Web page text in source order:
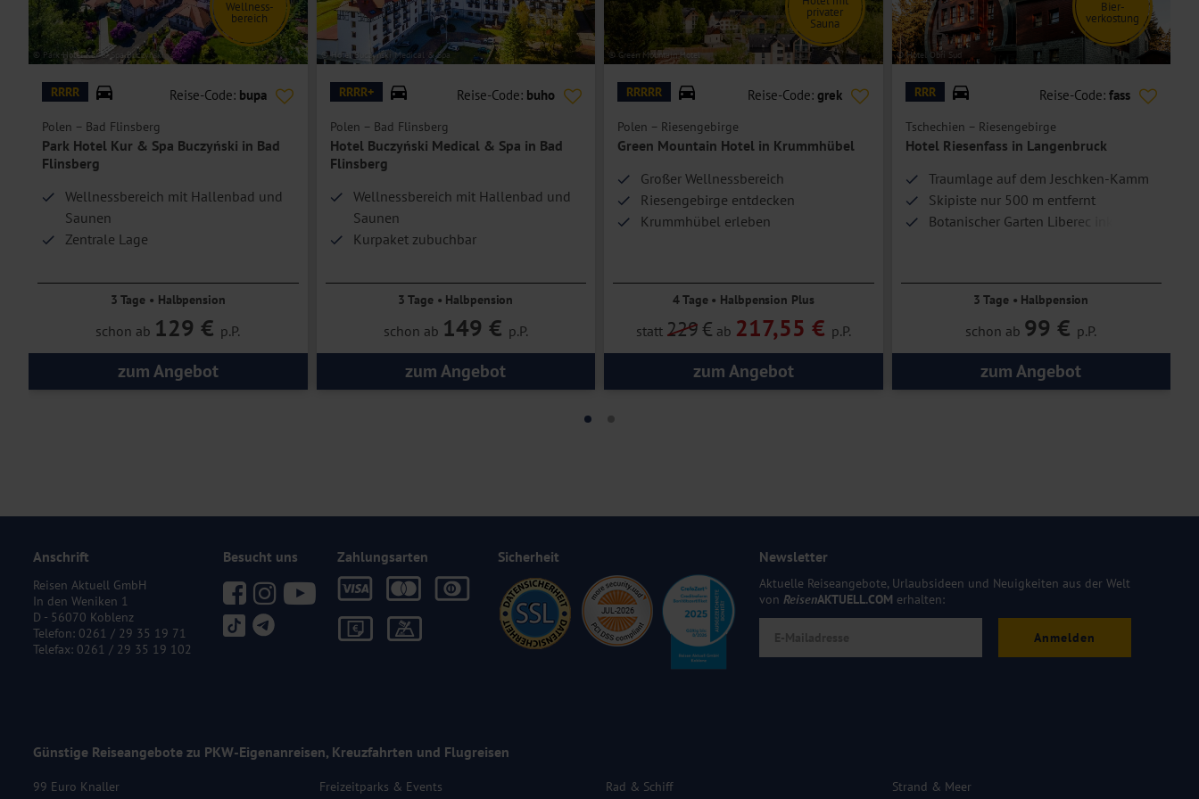
© Park Hotel Kur & Spa Buczyński
Wellness-
bereich
RRRR Reise-Code: bupa
Polen – Bad Flinsberg
Park Hotel Kur & Spa Buczyński in Bad
Flinsberg
Wellnessbereich mit Hallenbad und
Saunen
Zentrale Lage
3 Tage • Halbpension
schon ab 129 € p.P.
zum Angebot
© Hotel Buczyński Medical & Spa
RRRR+ Reise-Code: buho
Polen – Bad Flinsberg
Hotel Buczyński Medical & Spa in Bad
Flinsberg
Wellnessbereich mit Hallenbad und
Saunen
Kurpaket zubuchbar
3 Tage • Halbpension
schon ab 149 € p.P.
zum Angebot
© Green Mountain Hotel
privater
Sauna
RRRRR Reise-Code: grek
Polen – Riesengebirge
Green Mountain Hotel in Krummhübel
Großer Wellnessbereich
Riesengebirge entdecken
Krummhübel erleben
4 Tage • Halbpension Plus
statt 229€ ab 217,55 € p.P.
zum Angebot
© Hotel Obří Sud
Bier-
verkostung
RRR Reise-Code: fass
Tschechien – Riesengebirge
Hotel Riesenfass in Langenbruck
Traumlage auf dem Jeschken-Kamm
Skipiste nur 500 m entfernt
Botanischer Garten Liberec inklusive
3 Tage • Halbpension
schon ab 99 € p.P.
zum Angebot
Anschrift
Reisen Aktuell GmbH
In den Weniken 1
D - 56070 Koblenz
Telefon: 0261 / 29 35 19 71
Telefax: 0261 / 29 35 19 102
Besucht uns Zahlungsarten Sicherheit Newsletter
Aktuelle Reiseangebote, Urlaubsideen und Neuigkeiten aus der Welt
von ReisenAKTUELL.COM erhalten:
Anmelden
Günstige Reiseangebote zu PKW-Eigenanreisen, Kreuzfahrten und Flugreisen
99 Euro Knaller
Freizeitparks & Events
Rad & Schiff
Strand & Meer